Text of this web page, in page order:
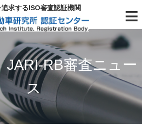
求するISO審査認証機関 ≡
RB審査ニュー
ス